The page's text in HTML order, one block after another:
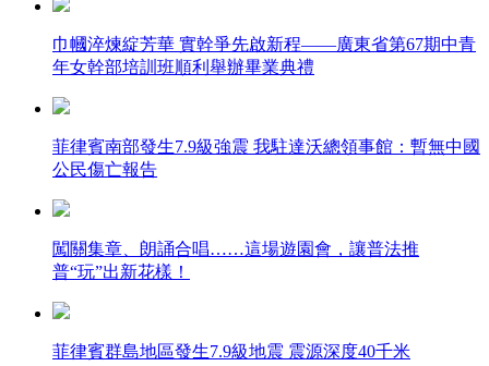
巾幗淬煉綻芳華 實幹爭先啟新程——廣東省第67期中青
年女幹部培訓班順利舉辦畢業典禮
菲律賓南部發生7.9級強震 我駐達沃總領事館：暫無中國
公民傷亡報告
闖關集章、朗誦合唱……這場遊園會，讓普法推
普“玩”出新花樣！
菲律賓群島地區發生7.9級地震 震源深度40千米